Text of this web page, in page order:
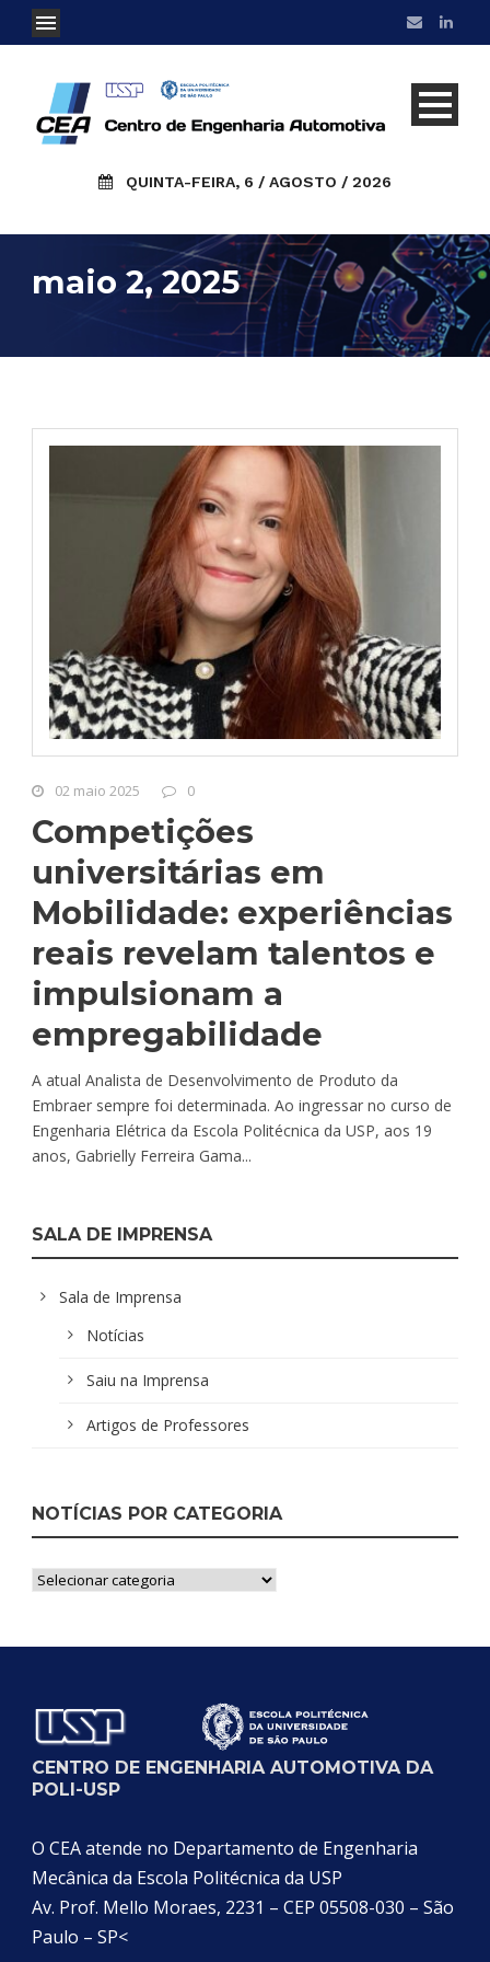
QUINTA-FEIRA, 6 / AGOSTO / 2026
maio 2, 2025
02 maio 2025 0
Competições
universitárias em
Mobilidade: experiências
reais revelam talentos e
impulsionam a
empregabilidade
A atual Analista de Desenvolvimento de Produto da
Embraer sempre foi determinada. Ao ingressar no curso de
Engenharia Elétrica da Escola Politécnica da USP, aos 19
anos, Gabrielly Ferreira Gama...
SALA DE IMPRENSA
Sala de Imprensa
Notícias
Saiu na Imprensa
Artigos de Professores
NOTÍCIAS POR CATEGORIA
Notícias
CENTRO DE ENGENHARIA AUTOMOTIVA DA
POLI-USP
O CEA atende no Departamento de Engenharia
Mecânica da Escola Politécnica da USP
Av. Prof. Mello Moraes, 2231 – CEP 05508-030 – São
Paulo – SP<